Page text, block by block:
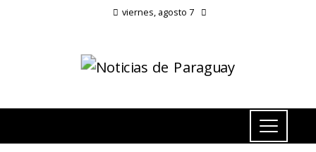
viernes, agosto 7